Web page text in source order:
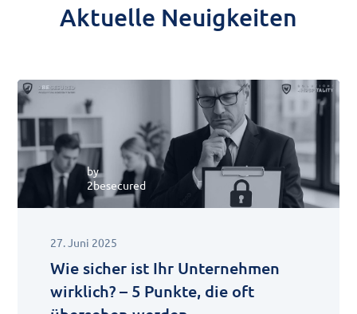
Aktuelle Neuigkeiten
by
2besecured
27. Juni 2025
Wie sicher ist Ihr Unternehmen
wirklich? – 5 Punkte, die oft